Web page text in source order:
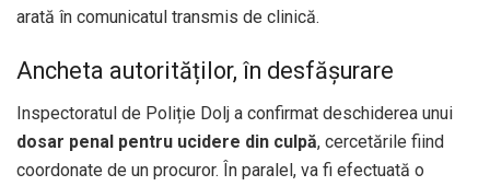
arată în comunicatul transmis de clinică.
Ancheta autorităților, în desfășurare
Inspectoratul de Poliție Dolj a confirmat deschiderea unui
dosar penal pentru ucidere din culpă, cercetările fiind
coordonate de un procuror. În paralel, va fi efectuată o